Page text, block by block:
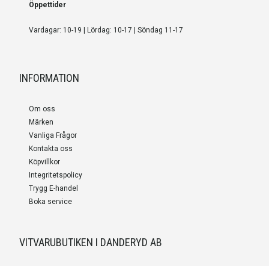
Öppettider
Vardagar: 10-19 | Lördag: 10-17 | Söndag 11-17
INFORMATION
Om oss
Märken
Vanliga Frågor
Kontakta oss
Köpvillkor
Integritetspolicy
Trygg E-handel
Boka service
VITVARUBUTIKEN I DANDERYD AB